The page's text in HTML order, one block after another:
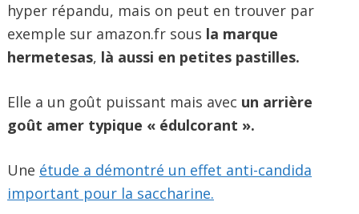
hyper répandu, mais on peut en trouver par
exemple sur amazon.fr sous la marque
hermetesas, là aussi en petites pastilles.
Elle a un goût puissant mais avec un arrière
goût amer typique « édulcorant ».
Une étude a démontré un effet anti-candida
important pour la saccharine.